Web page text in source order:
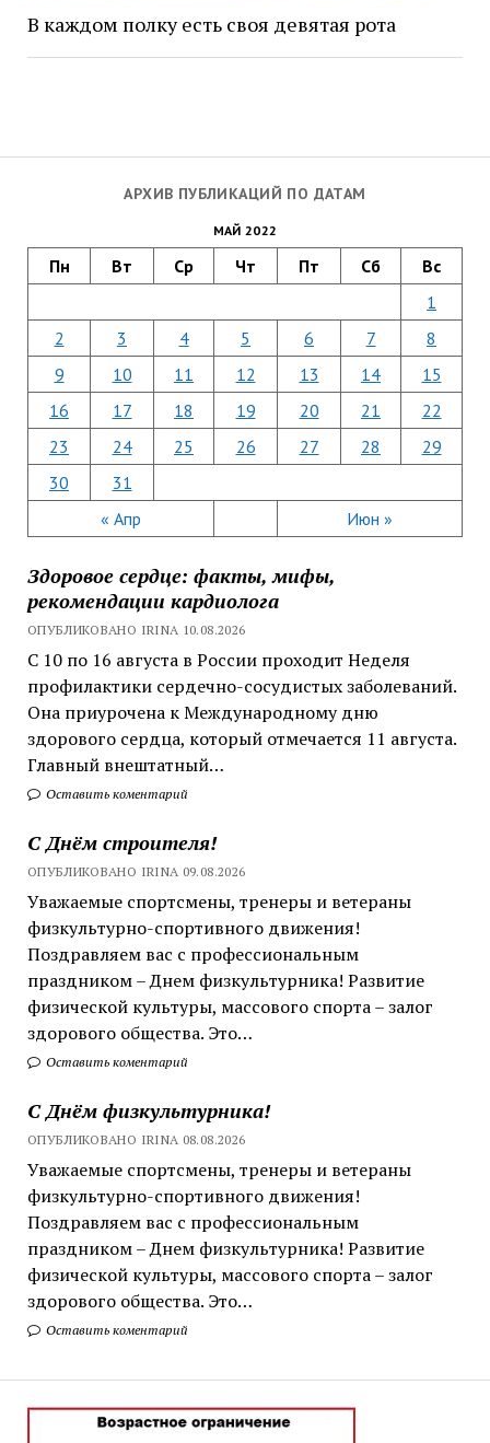
АРХИВ ПУБЛИКАЦИЙ ПО ДАТАМ
МАЙ 2022
Пн Вт Ср Чт Пт Сб Вс
« Апр Июн »
1
2
3 4 5 6 7
8
9
10 11 12 13 14
15
16
17 18 19 20 21
22
23
24 25 26 27 28
29
30
31
Здоровое сердце: факты, мифы,
рекомендации кардиолога
ОПУБЛИКОВАНО IRINA 10.08.2026
С 10 по 16 августа в России проходит Неделя
профилактики сердечно-сосудистых заболеваний.
Она приурочена к Международному дню
здорового сердца, который отмечается 11 августа.
Главный внештатный…
Оставить коментарий
С Днём строителя!
ОПУБЛИКОВАНО IRINA 09.08.2026
Уважаемые спортсмены, тренеры и ветераны
физкультурно-спортивного движения!
Поздравляем вас с профессиональным
праздником – Днем физкультурника! Развитие
физической культуры, массового спорта – залог
здорового общества. Это…
Оставить коментарий
С Днём физкультурника!
ОПУБЛИКОВАНО IRINA 08.08.2026
Уважаемые спортсмены, тренеры и ветераны
физкультурно-спортивного движения!
Поздравляем вас с профессиональным
праздником – Днем физкультурника! Развитие
физической культуры, массового спорта – залог
здорового общества. Это…
Оставить коментарий
В каждом полку есть своя девятая рота